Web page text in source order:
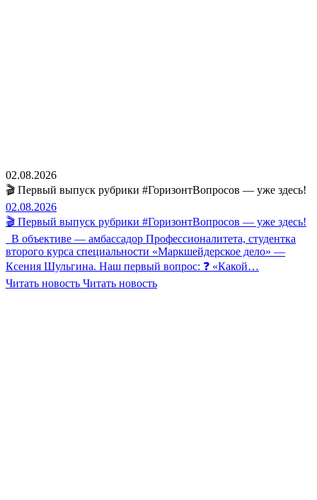
02.08.2026
🎬 Первый выпуск рубрики #ГоризонтВопросов — уже здесь!
02.08.2026
🎬 Первый выпуск рубрики #ГоризонтВопросов — уже здесь!
В объективе — амбассадор Профессионалитета, студентка
второго курса специальности «Маркшейдерское дело» —
Ксения Шульгина. Наш первый вопрос: ❓ «Какой…
Читать новость Читать новость